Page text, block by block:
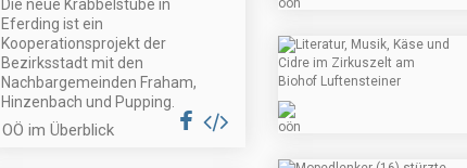
Die neue Krabbelstube in
Eferding ist ein
Kooperationsprojekt der
Bezirksstadt mit den
Nachbargemeinden Fraham,
Hinzenbach und Pupping.
OÖ im Überblick